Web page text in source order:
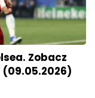
Zobacz
(09.05.2026)